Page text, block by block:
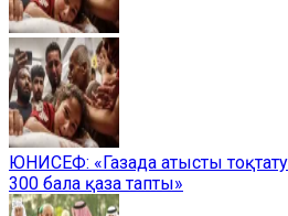
ЮНИСЕФ: «Газада атысты
300 бала қаза тапты»